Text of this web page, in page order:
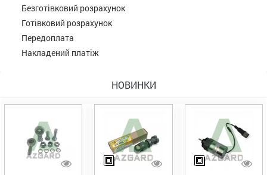
Безготівковий розрахунок
Готівковий розрахунок
Передоплата
Накладений платіж
НОВИНКИ